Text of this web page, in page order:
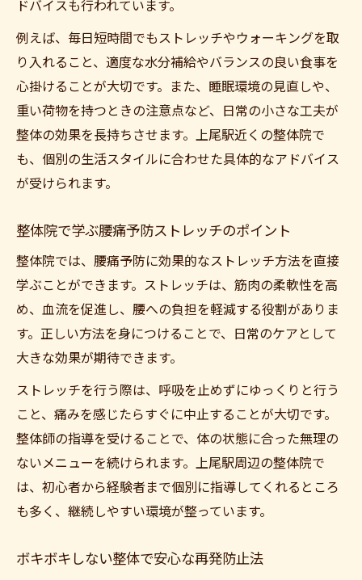
ドバイスも行われています。
例えば、毎日短時間でもストレッチやウォーキングを取
り入れること、適度な水分補給やバランスの良い食事を
心掛けることが大切です。また、睡眠環境の見直しや、
重い荷物を持つときの注意点など、日常の小さな工夫が
整体の効果を長持ちさせます。上尾駅近くの整体院で
も、個別の生活スタイルに合わせた具体的なアドバイス
が受けられます。
整体院で学ぶ腰痛予防ストレッチのポイント
整体院では、腰痛予防に効果的なストレッチ方法を直接
学ぶことができます。ストレッチは、筋肉の柔軟性を高
め、血流を促進し、腰への負担を軽減する役割がありま
す。正しい方法を身につけることで、日常のケアとして
大きな効果が期待できます。
ストレッチを行う際は、呼吸を止めずにゆっくりと行う
こと、痛みを感じたらすぐに中止することが大切です。
整体師の指導を受けることで、体の状態に合った無理の
ないメニューを続けられます。上尾駅周辺の整体院で
は、初心者から経験者まで個別に指導してくれるところ
も多く、継続しやすい環境が整っています。
ボキボキしない整体で安心な再発防止法